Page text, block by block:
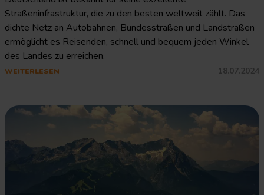
Straßeninfrastruktur, die zu den besten weltweit zählt. Das
dichte Netz an Autobahnen, Bundesstraßen und Landstraßen
ermöglicht es Reisenden, schnell und bequem jeden Winkel
des Landes zu erreichen.
WEITERLESEN 18.07.2024